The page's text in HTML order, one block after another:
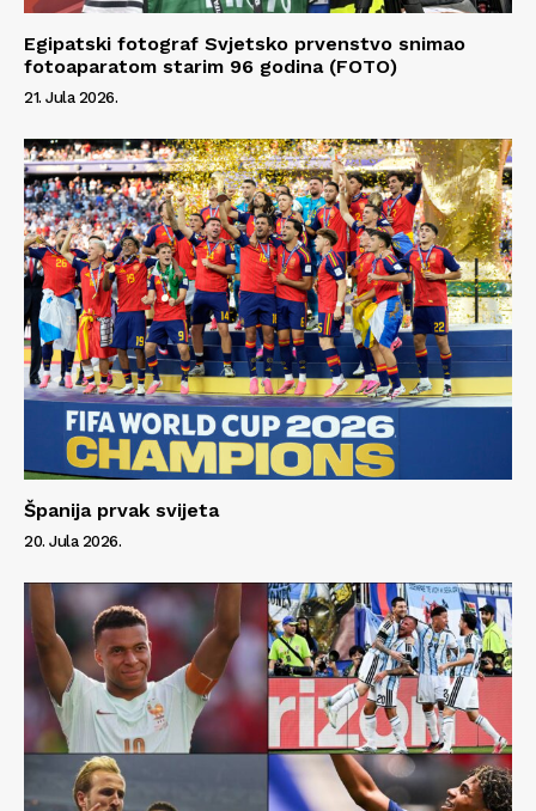
Info
O nama
Kontakt
Impressum
Egipatski fotograf Svjetsko prvenstvo snimao
fotoaparatom starim 96 godina (FOTO)
21. Jula 2026.
Španija prvak svijeta
20. Jula 2026.